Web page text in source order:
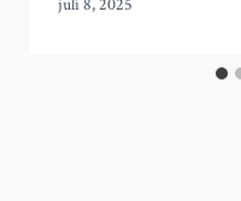
juli 8, 2025